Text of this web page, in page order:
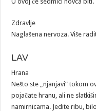
Zdravlje
Naglašena nervoza. Više
LAV
Hrana
Nešto ste „njanjavi“ tokom
pojačate hranu, ali ne
namirnicama. Jedite ribu,